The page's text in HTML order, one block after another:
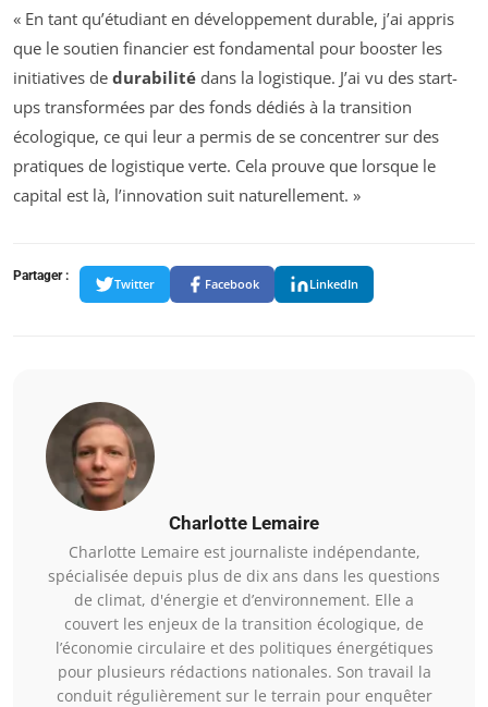
« En tant qu’étudiant en développement durable, j’ai appris
que le soutien financier est fondamental pour booster les
initiatives de durabilité dans la logistique. J’ai vu des start-
ups transformées par des fonds dédiés à la transition
écologique, ce qui leur a permis de se concentrer sur des
pratiques de logistique verte. Cela prouve que lorsque le
capital est là, l’innovation suit naturellement. »
Partager :
Twitter Facebook LinkedIn
Charlotte Lemaire
Charlotte Lemaire est journaliste indépendante,
spécialisée depuis plus de dix ans dans les questions
de climat, d'énergie et d’environnement. Elle a
couvert les enjeux de la transition écologique, de
l’économie circulaire et des politiques énergétiques
pour plusieurs rédactions nationales. Son travail la
conduit régulièrement sur le terrain pour enquêter